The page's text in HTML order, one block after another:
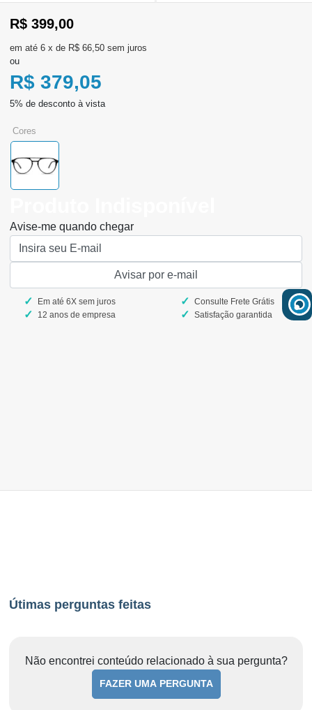
,
se
aqui
Registre-
se
R$ 399,00
6 x de R$ 66,50 sem juros
ou
R$ 379,05
cores
Avise-me quando chegar
Em até 6X sem juros
12 anos de empresa
Consulte Frete Grátis
Satisfação garantida
Útimas perguntas feitas
Não encontrei conteúdo relacionado à sua pergunta?
FAZER UMA PERGUNTA